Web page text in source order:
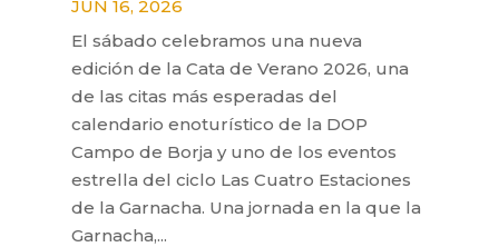
JUN 16, 2026
El sábado celebramos una nueva
edición de la Cata de Verano 2026, una
de las citas más esperadas del
calendario enoturístico de la DOP
Campo de Borja y uno de los eventos
estrella del ciclo Las Cuatro Estaciones
de la Garnacha. Una jornada en la que la
Garnacha,...